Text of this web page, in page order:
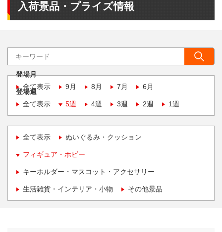
入荷景品・プライズ情報
登場月
全て表示
9月 8月 7月 6月
登場週
全て表示
5週 4週 3週 2週 1週
全て表示 ぬいぐるみ・クッション
フィギュア・ホビー
キーホルダー・マスコット・アクセサリー
生活雑貨・インテリア・小物 その他景品